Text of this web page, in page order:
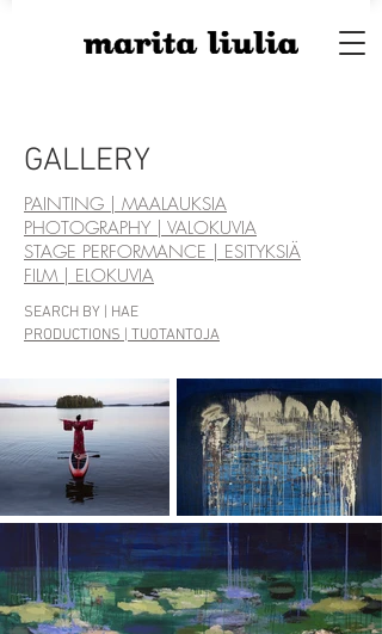
GALLERY
PAINTING | MAALAUKSIA
PHOTOGRAPHY | VALOKUVIA
STAGE PERFORMANCE | ESITYKSIÄ
FILM | ELOKUVIA
SEARCH BY | HAE
PRODUCTIONS | TUOTANTOJA